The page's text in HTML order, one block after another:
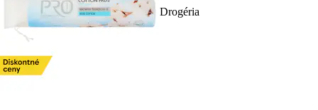
Drogéria